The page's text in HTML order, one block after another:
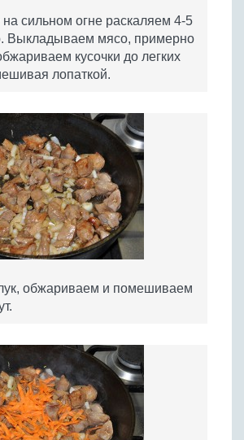
на сильном огне раскаляем 4-5
Выкладываем мясо, примерно
кусочки до легких
лопаткой.
обжариваем и помешиваем